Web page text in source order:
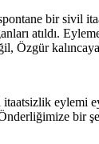
bir sivil
atıldı.
Özgür
itaatsizlik
bir